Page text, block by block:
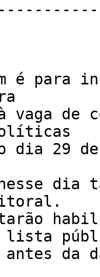
é para
vaga de
dia 29
nesse dia
lista
da